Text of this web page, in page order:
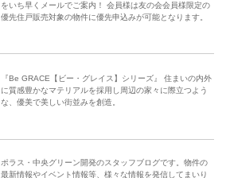
をいち早くメールでご案内！ 会員様は友の会会員様限定の
優先住戸販売対象の物件に優先申込みが可能となります。
『Be GRACE【ビー・グレイス】シリーズ』 住まいの内外
に質感豊かなマテリアルを採用し周辺の家々に際立つよう
な、優美で美しい街並みを創造。
ポラス・中央グリーン開発のスタッフブログです。物件の
最新情報やイベント情報等、様々な情報を発信してまいり